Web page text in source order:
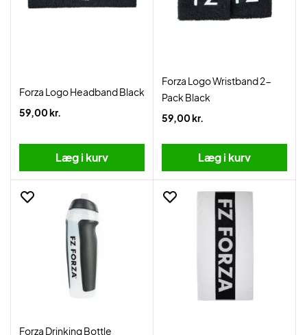
Forza Logo Headband Black
59,00 kr.
Læg i kurv
Forza Logo Wristband 2-
Pack Black
59,00 kr.
Læg i kurv
Forza Drinking Bottle